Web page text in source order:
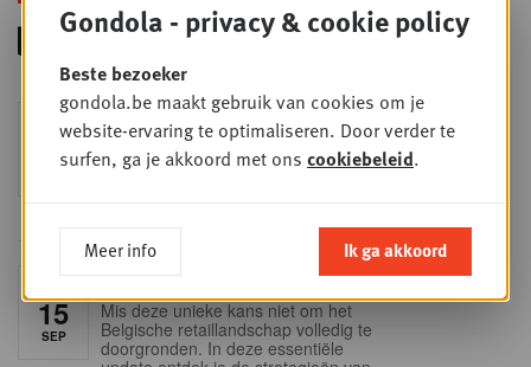
WOE
9
Foodservice - Joint
business planning
Intro to Negotiation: Succes aan de
15
SEP
Into Retail - Sold out
Mis deze unieke kans niet om het
Belgische retaillandschap volledig te
doorgronden. In deze essentiële
Gondola - privacy & cookie policy
Beste bezoeker
gondola.be maakt gebruik van cookies om je
website-ervaring te optimaliseren. Door verder te
surfen, ga je akkoord met ons cookiebeleid.
Meer info Ik ga akkoord